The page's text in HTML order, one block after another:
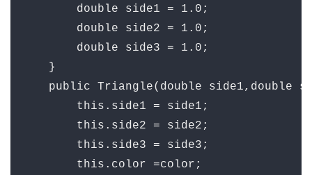
        double side1 = 1.0;
        double side2 = 1.0;
        double side3 = 1.0;
    }
public Triangle(double side1,double
        this.side1 = side1;
        this.side2 = side2;
        this.side3 = side3;
        this.color =color;